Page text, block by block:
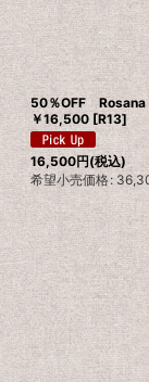
50％OFF
￥16,500 [R13]
16,500円(税込)
希望小売価格: